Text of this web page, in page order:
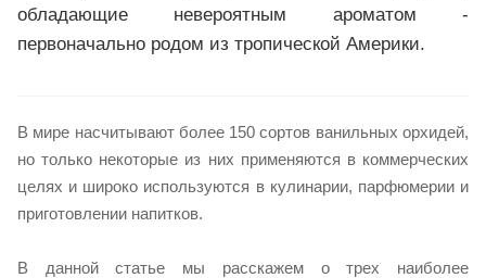
обладающие невероятным ароматом -
первоначально родом из тропической Америки.
В мире насчитывают более 150 сортов ванильных орхидей,
но только некоторые из них применяются в коммерческих
целях и широко используются в кулинарии, парфюмерии и
приготовлении напитков.
В данной статье мы расскажем о трех наиболее